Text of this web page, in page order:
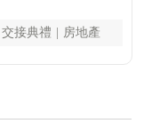
交接典禮 房地產